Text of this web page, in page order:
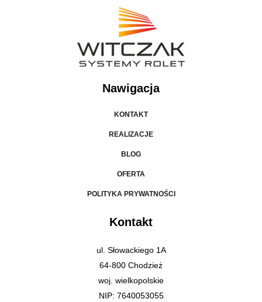
Nawigacja
KONTAKT
REALIZACJE
BLOG
OFERTA
POLITYKA PRYWATNOŚCI
Kontakt
ul. Słowackiego 1A
64-800 Chodzież
woj. wielkopolskie
NIP: 7640053055